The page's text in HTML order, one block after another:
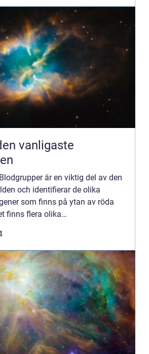
vanligaste
är en viktig del av den
och identifierar de olika
som finns på ytan av röda
finns flera olika
I d...